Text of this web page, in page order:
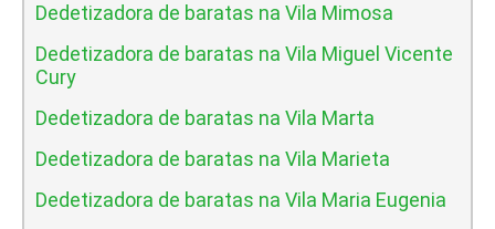
Dedetizadora de baratas na Vila Mimosa
Dedetizadora de baratas na Vila Miguel Vicente
Cury
Dedetizadora de baratas na Vila Marta
Dedetizadora de baratas na Vila Marieta
Dedetizadora de baratas na Vila Maria Eugenia